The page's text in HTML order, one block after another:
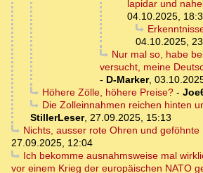
lapidar und
04.10.2025,
04.10.2025,
Nur mal so, habe
versucht, meine
- D-Marker,
Höhere Zölle, höhere Preise?-
Die Zolleinnahmen reichen hinten
StillerLeser, 27.09.2025, 15:13
Nichts, ausser rote Ohren und geföhnte
27.09.2025, 12:04
Ich bekomme ausnahmsweise mal
vor einem Krieg der europäischen NATO